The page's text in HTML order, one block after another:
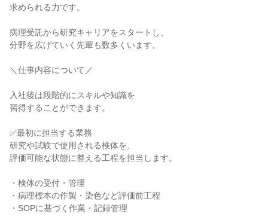
求められる力です。
病理受託から研究キャリアをスタートし、
分野を広げていく先輩も数多くいます。
＼仕事内容について／
入社後は段階的にスキルや知識を
習得することができます。
✅最初に担当する業務
研究や試験で使用される検体を、
評価可能な状態に整える工程を担当します。
・検体の受付・管理
・病理標本の作製・染色など評価前工程
・SOPに基づく作業・記録管理